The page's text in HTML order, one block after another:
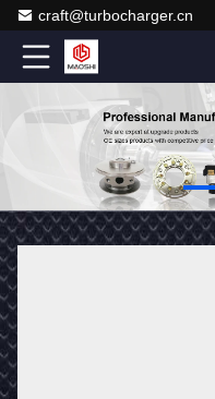
craft@turbocharger.cn